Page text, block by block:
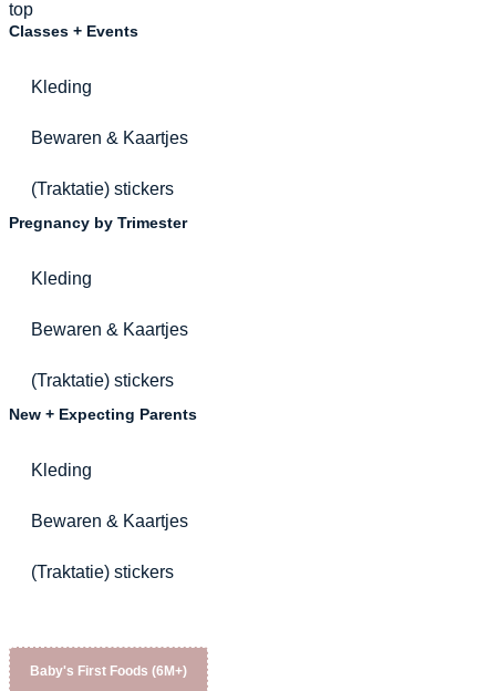
top
Classes + Events
Kleding
Bewaren & Kaartjes
(Traktatie) stickers
Pregnancy by Trimester
Kleding
Bewaren & Kaartjes
(Traktatie) stickers
New + Expecting Parents
Kleding
Bewaren & Kaartjes
(Traktatie) stickers
Baby's First Foods (6M+)